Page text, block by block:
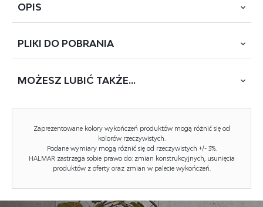
OPIS
Kolekcja mebli łazienkowych Figaro
elegancji. Meble wykonane zostały z trwałej, laminowanej
Cała kolekcja utrzymana jest w czystej, matowej bieli
która nadaje wnętrzu lekkości i świeżości.
Charakterystycznym elementem sąwymienne dekory
dostępne w trzech wariantach:biały,antracytoraz
PLIKI DO POBRANIA
FIGARO SU 60
Zaprezentowane kolory wykończeń produktów mogą różnić się od
kolorów rzeczywistych.
Podane wymiary mogą różnić się od rzeczywistych +/- 3%.
HALMAR zastrzega sobie prawo do: zmian konstrukcyjnych, usunięcia
produktów z oferty oraz zmian w palecie wykończeń.
MOŻESZ LUBIĆ TAKŻE...